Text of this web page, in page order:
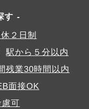
す
２日制
駅から５分以内
残業30時間以内
面接OK
可